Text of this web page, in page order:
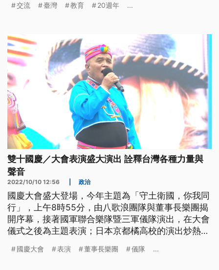
交流 臺灣 教育 20週年 ...
雙十國慶／大會表演盛大演出 詮釋台灣各種力量與
聲音
2022/10/10 12:56 政治
國慶大會盛大登場，今年主題為「守土衛國，你我同
行」，上午8時55分，由八歌浪團隊與董事長樂團揭
開序幕，接著國軍聯合樂隊暨三軍儀隊演出，在大會
儀式之後為主題表演；日本京都橘高校的演出炒熱全
完美句點。
國慶大會 表演 董事長樂團 儀隊 ...